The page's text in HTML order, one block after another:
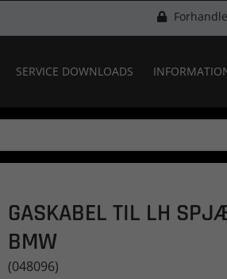
SERVICE DOWNLOADS
GASKABEL TIL LH
BMW
(048096)